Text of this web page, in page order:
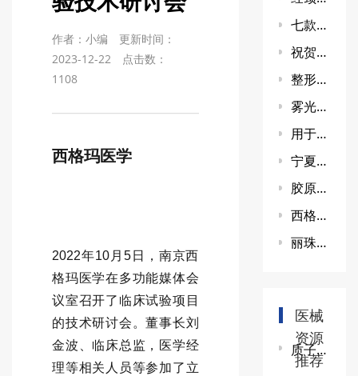
作者：小编
更新时间：
2023-12-22
点击数：
1108
西格玛医学
2022年10月5日，南京西
格玛医学在多功能媒体会
议室召开了临床试验项目
的技术研讨会。董事长刘
金波、临床总监，医学经
理等相关人员等参加了立
七款童颜针差异比较
祝贺！天瞳皓月高阶像差近视离焦镜片上市
整形美容用注射填充剂产品的适用范围描述为“适用于真皮组织中层及深层注射，以纠正鼻唇沟皱纹”，应如何理解产品的具体植入部位？
雾光炮：医疗级无创透皮技术重塑医美抗衰新范式
用于抑郁症的治疗的TMS三类器械证获批
宁夏临床试验选哪个? 综合器械CRO西格玛医学
胶原蛋白口周年轻化填充的操作规范专家共识
西格玛医学助力血管缝合器获NMPA批准上市
丽珠兰Ⅲ类PN产品「REJURAN」国内获批！
医械
资源
推荐
质子/碳离子治疗系统技术审查指导原则